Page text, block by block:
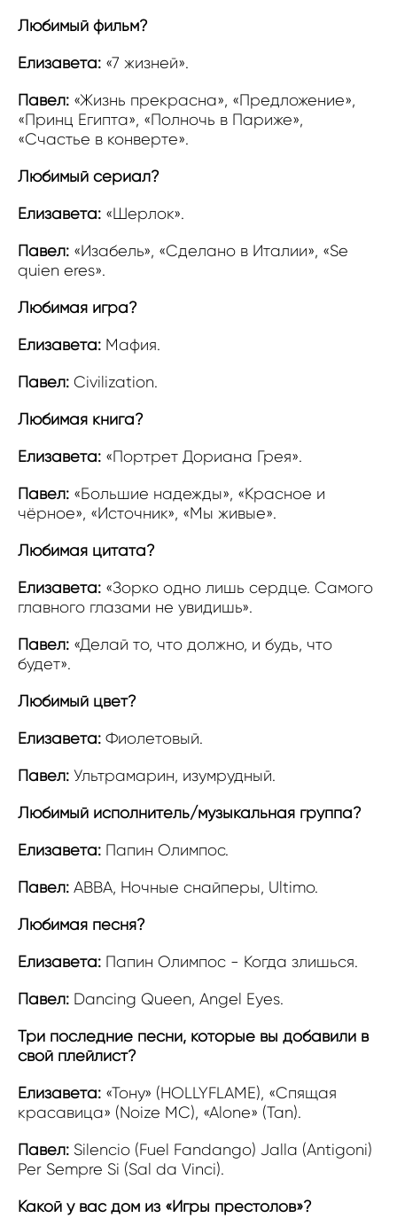
Любимый фильм?
Елизавета: «7 жизней».
Павел: «Жизнь прекрасна», «Предложение»,
«Принц Египта», «Полночь в Париже»,
«Счастье в конверте».
Любимый сериал?
Елизавета: «Шерлок».
Павел: «Изабель», «Сделано в Италии», «Se
quien eres».
Любимая игра?
Елизавета: Мафия.
Павел: Civilization.
Любимая книга?
Елизавета: «Портрет Дориана Грея».
Павел: «Большие надежды», «Красное и
чёрное», «Источник», «Мы живые».
Любимая цитата?
Елизавета: «Зорко одно лишь сердце. Самого
главного глазами не увидишь».
Павел: «Делай то, что должно, и будь, что
будет».
Любимый цвет?
Елизавета: Фиолетовый.
Павел: Ультрамарин, изумрудный.
Любимый исполнитель/музыкальная группа?
Елизавета: Папин Олимпос.
Павел: ABBA, Ночные снайперы, Ultimo.
Любимая песня?
Елизавета: Папин Олимпос - Когда злишься.
Павел: Dancing Queen, Angel Eyes.
Три последние песни, которые вы добавили в
свой плейлист?
Елизавета: «Тону» (HOLLYFLAME), «Спящая
красавица» (Noize MC), «Alone» (Tan).
Павел: Silencio (Fuel Fandango) Jalla (Antigoni)
Per Sempre Si (Sal da Vinci).
Какой у вас дом из «Игры престолов»?